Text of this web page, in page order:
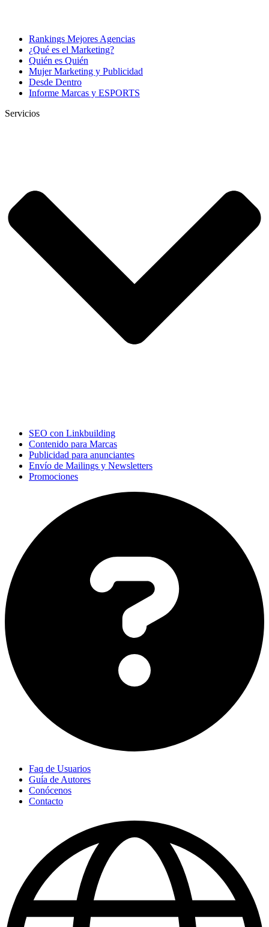
Rankings Mejores Agencias
¿Qué es el Marketing?
Quién es Quién
Mujer Marketing y Publicidad
Desde Dentro
Informe Marcas y ESPORTS
Servicios
SEO con Linkbuilding
Contenido para Marcas
Publicidad para anunciantes
Envío de Mailings y Newsletters
Promociones
Faq de Usuarios
Guía de Autores
Conócenos
Contacto